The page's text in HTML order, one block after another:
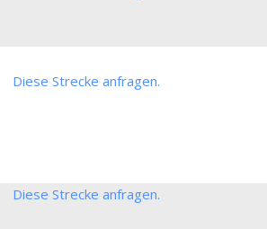
Diese Strecke anfragen.
Diese Strecke anfragen.